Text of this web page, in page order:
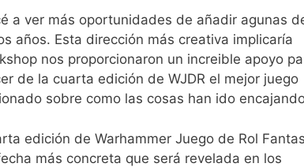
a ver más oportunidades de añadir agunas
años. Esta dirección más creativa implicaría
nos proporcionaron un increible apoyo
de la cuarta edición de WJDR el mejor juego
sobre como las cosas han ido
edición de Warhammer Juego de Rol
más concreta que será revelada en los